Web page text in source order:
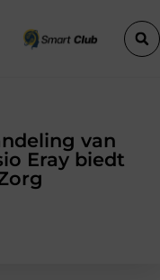
sokken met maximaal
van
Eray biedt